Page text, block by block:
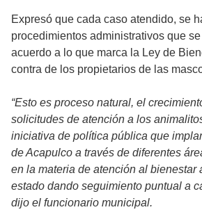
Expresó que cada caso atendido, se
procedimientos administrativos que
acuerdo a lo que marca la Ley de
contra de los propietarios de las
“Esto es proceso natural, el
solicitudes de atención a los
iniciativa de política pública que
de Acapulco a través de diferentes
en la materia de atención al bienestar
estado dando seguimiento puntual a
dijo el funcionario municipal.